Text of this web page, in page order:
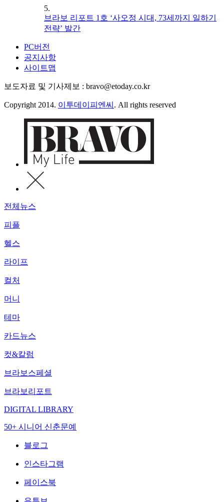
5.
브라보 리포트 1호 ‘사오정 시대, 73세까지 일하기
전략’ 발간
PC버전
공지사항
사이트맵
보도자료 및 기사제보 : bravo@etoday.co.kr
Copyright 2014. 이투데이피엔씨 . All rights reserved
전체뉴스
피플
헬스
라이프
컬처
머니
테마
카드뉴스
컷&칼럼
브라보스페셜
브라보리포트
DIGITAL LIBRARY
50+ 시니어 신춘문예
블로그
인스타그램
페이스북